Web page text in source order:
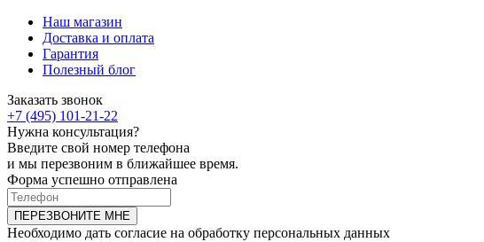
Наш магазин
Доставка и оплата
Гарантия
Полезный блог
Заказать звонок
+7 (495) 101-21-22
Нужна консультация?
Введите свой номер телефона
и мы перезвоним в ближайшее время.
Форма успешно отправлена
ПЕРЕЗВОНИТЕ МНЕ
Необходимо дать согласие на обработку персональных данных